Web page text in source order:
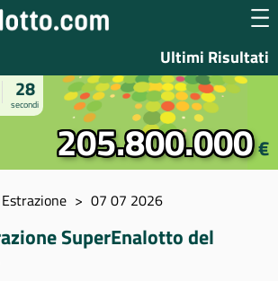
Ultimi Risultati
28
secondi
205.800.000€
07 07 2026
SuperEnalotto del